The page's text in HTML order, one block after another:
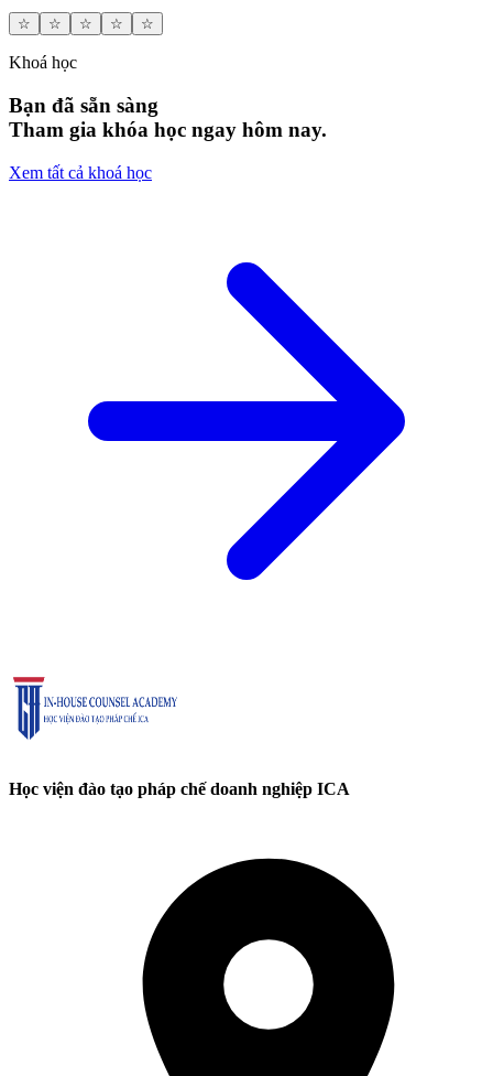
☆ ☆ ☆ ☆ ☆
Khoá học
Bạn đã sẵn sàng
Tham gia khóa học ngay hôm nay.
Xem tất cả khoá học
Học viện đào tạo pháp chế doanh nghiệp ICA